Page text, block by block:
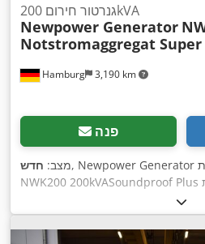
Hamburg 3,190 km
גנרטור חירום 200kVA
Newpower Generator
Notstromaggregat
פנה
מצב: חדש
, Newpower Generator מציגים בגאווה את סדרת
NWK200 200kVASoundproof Plus החדשה שלהם. מערכות
סאונד נוספים בבקתות המבטיחים
ברמות הרעש בהשוואה לסדרה הסטנדרטית.
מיכל דיזל, סוללות פליטה, בקר